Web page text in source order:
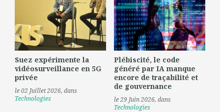
Suez expérimente la
vidéosurveillance en 5G
privée
le 02 Juillet 2026, dans
Technologies
Plébiscité, le code
généré par IA manque
encore de traçabilité et
de gouvernance
le 29 Juin 2026, dans
Technologies